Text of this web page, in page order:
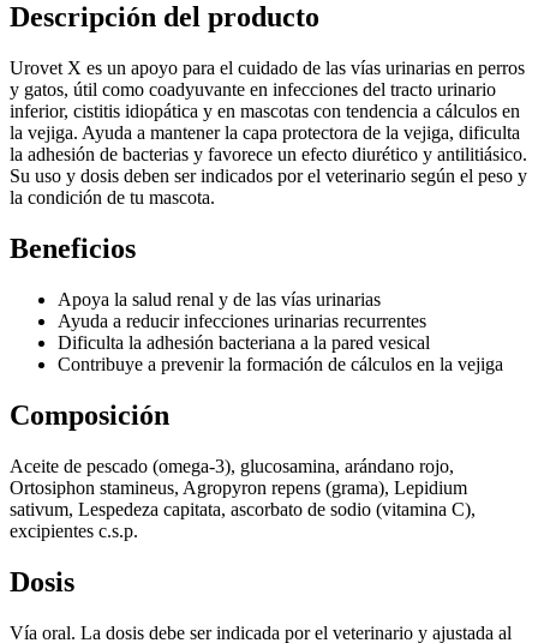
Descripción del producto
Urovet X es un apoyo para el cuidado de las vías urinarias en perros
y gatos, útil como coadyuvante en infecciones del tracto urinario
inferior, cistitis idiopática y en mascotas con tendencia a cálculos en
la vejiga. Ayuda a mantener la capa protectora de la vejiga, dificulta
la adhesión de bacterias y favorece un efecto diurético y antilitiásico.
Su uso y dosis deben ser indicados por el veterinario según el peso y
la condición de tu mascota.
Beneficios
Apoya la salud renal y de las vías urinarias
Ayuda a reducir infecciones urinarias recurrentes
Dificulta la adhesión bacteriana a la pared vesical
Contribuye a prevenir la formación de cálculos en la vejiga
Composición
Aceite de pescado (omega-3), glucosamina, arándano rojo,
Ortosiphon stamineus, Agropyron repens (grama), Lepidium
sativum, Lespedeza capitata, ascorbato de sodio (vitamina C),
excipientes c.s.p.
Dosis
Vía oral. La dosis debe ser indicada por el veterinario y ajustada al